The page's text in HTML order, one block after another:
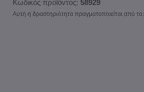
Κωδικός προϊόντος: 58929
Αυτή η δραστηριότητα πραγματοποιείται από το: